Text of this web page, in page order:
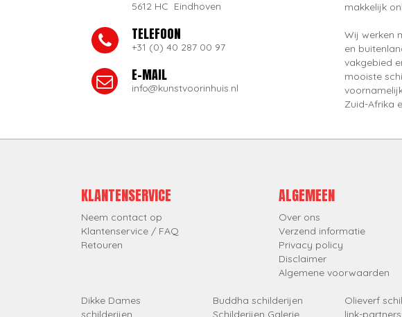
5612 HC Eindhoven
TELEFOON
+31 (0) 40 287 00 97
E-MAIL
info@kunstvoorinhuis.nl
makkelijk
Wij werken
en
vakgebied
mooiste
Zuid-Afrika
KLANTENSERVICE
Neem contact op
Klantenservice / FAQ
Retouren
ALGEMEEN
Over ons
Verzend informatie
Privacy policy
Disclaimer
Algemene voorwaarden
Dikke Dames
schilderijen
Buddha schilderijen
Schilderijen Galerie
Olieverf
link-partners